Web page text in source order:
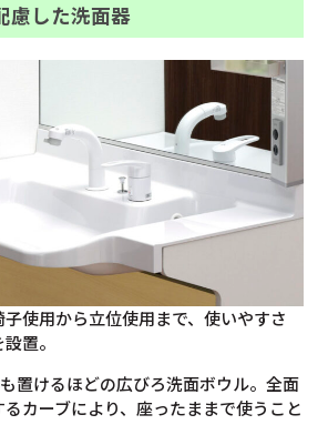
慮した洗面器
使用から立位使用まで、使いやすさ
置。
置けるほどの広びろ洗面ボウル。全面
カーブにより、座ったままで使うこと